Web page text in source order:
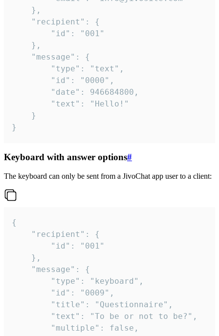
}
Keyboard with answer options#
The keyboard can only be sent from a JivoChat app user to a client:
{